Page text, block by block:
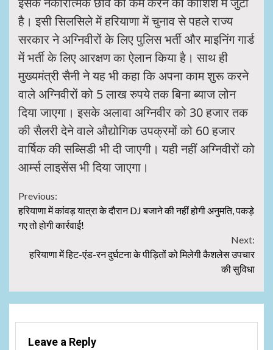
है। इसी सिलसिले में हरियाणा में चुनाव से पहले राज्य
सरकार ने अग्निवीरों के लिए पुलिस भर्ती और माइनिंग गार्ड
में भर्ती के लिए आरक्षण का ऐलान किया है। साथ ही
मुख्यमंत्री सैनी ने यह भी कहा कि अपना काम शुरू करने
वाले अग्निवीरों को 5 लाख रुपये तक बिना ब्याज लोन
दिया जाएगा। इसके अलावा अग्निवीर को 30 हजार तक
की सैलरी देने वाले औद्योगिक उपक्रमों को 60 हजार
वार्षिक की सब्सिडी भी दी जाएगी। यही नहीं अग्निवीरों को
आर्म्स लाइसेंस भी दिया जाएगा।
Continue
Reading
Previous:
हरियाणा में कांवड़ यात्रा के दौरान DJ बजाने की नहीं होगी अनुमति, पकड़े
गए तो होगी कार्रवाई!
Next:
हरियाणा में हिट-एंड-रन दुर्घटना के पीड़ितों को मिलेगी कैशलेस उपचार
की सुविधा
Leave a Reply